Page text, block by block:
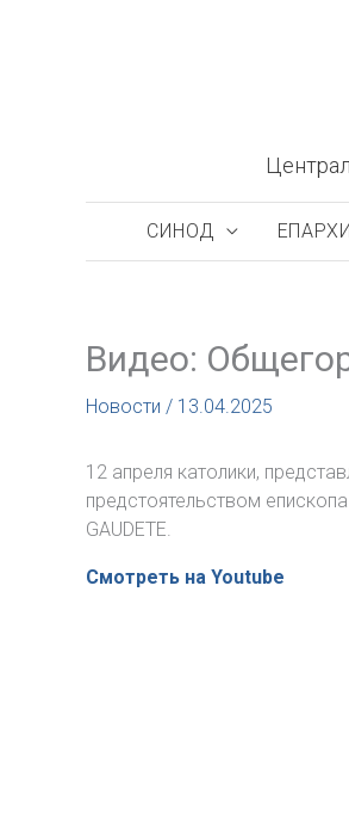
СИНОД
Видео:
Новости / 13.04.2025
12 апреля католики,
предстоятельством
GAUDETE.
Смотреть на Youtube